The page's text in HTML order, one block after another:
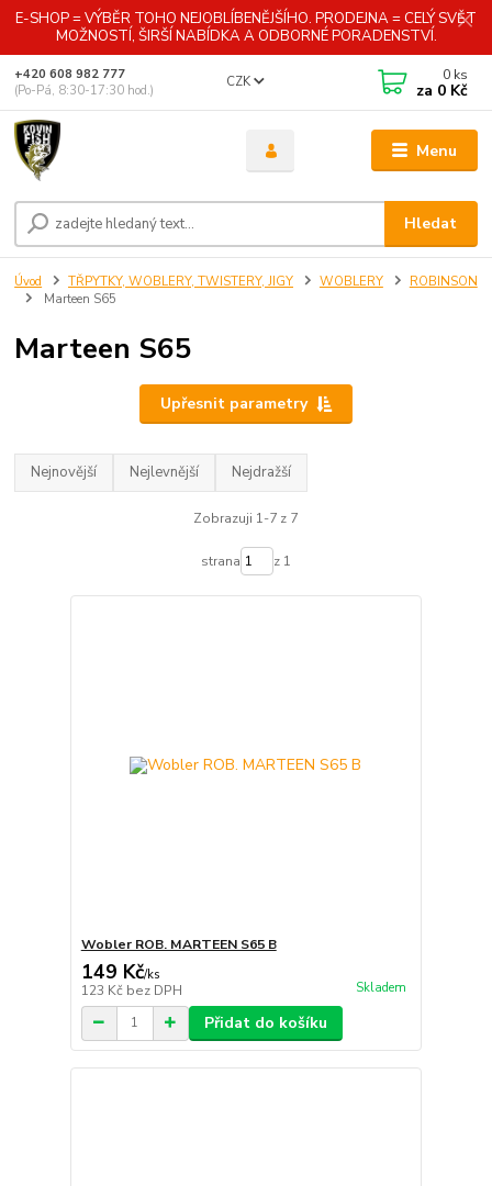
E-SHOP = VÝBĚR TOHO NEJOBLÍBENĚJŠÍHO. PRODEJNA = CELÝ SVĚT
MOŽNOSTÍ, ŠIRŠÍ NABÍDKA A ODBORNÉ PORADENSTVÍ.
Menu
CZK
Hledat
+420 608 982 777
(Po-Pá, 8:30-17:30 hod.)
0 ks
za 0 Kč
Úvod TŘPYTKY, WOBLERY, TWISTERY, JIGY WOBLERY
ROBINSON
Marteen S65
Marteen S65
Upřesnit parametry
Nejnovější Nejlevnější Nejdražší
Zobrazuji 1-7 z 7
strana z 1
Wobler ROB. MARTEEN S65 B
149 Kč/ks
123 Kč bez DPH Skladem
Přidat do košíku